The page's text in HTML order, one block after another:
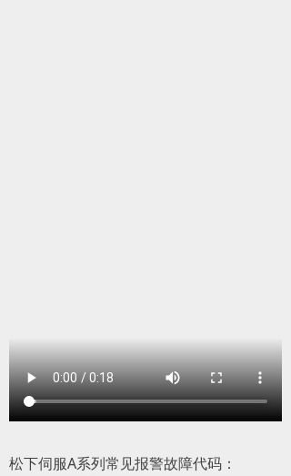
松下伺服A系列常见报警故障代码：